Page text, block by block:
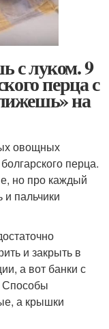
с луком. 9
перца с
на
овощных
перца.
но про каждый
пальчики
и закрыть в
а вот банки с
Способы
а крышки